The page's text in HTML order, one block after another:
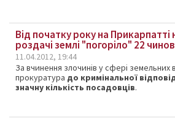
Від початку року на Прикарпатті
роздачі землі "погоріло" 22
11.04.2012, 19:44
За вчинення злочинів у сфері земельних
прокуратура до кримінальної
значну кількість посадовців.